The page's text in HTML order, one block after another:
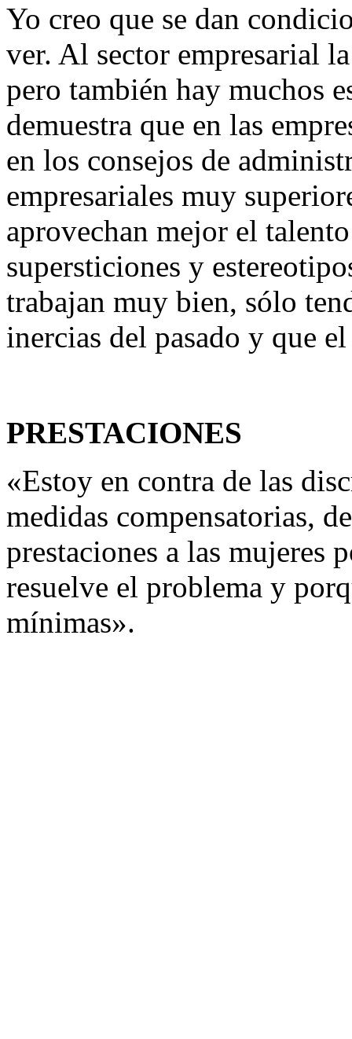
Yo creo que se dan
ver. Al sector empresarial
pero también hay muchos
demuestra que en las
en los consejos de
empresariales muy
aprovechan mejor el
supersticiones y
trabajan muy bien, sólo
inercias del pasado y que
PRESTACIONES
«Estoy en contra de las
medidas compensatorias,
prestaciones a las mujeres
resuelve el problema y
mínimas».